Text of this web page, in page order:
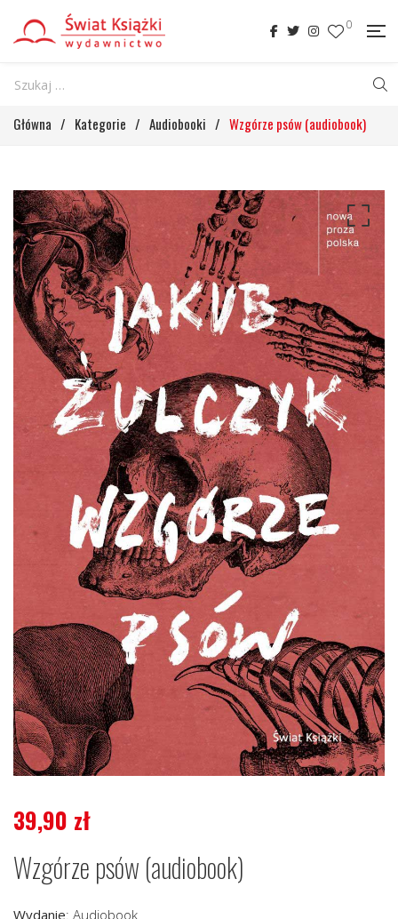
0
Główna / Kategorie / Audiobooki / Wzgórze psów (audiobook)
39,90 zł
Wzgórze psów (audiobook)
Wydanie: Audiobook